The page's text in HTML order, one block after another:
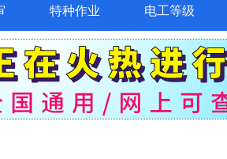
特种作业 电工等级